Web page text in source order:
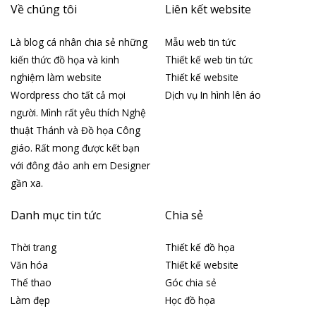
Về chúng tôi
Là blog cá nhân chia sẻ những
kiến thức đồ họa và kinh
nghiệm làm website
Wordpress cho tất cả mọi
người. Mình rất yêu thích Nghệ
thuật Thánh và Đồ họa Công
giáo. Rất mong được kết bạn
với đông đảo anh em Designer
gần xa.
Liên kết website
Mẫu web tin tức
Thiết kế web tin tức
Thiết kế website
Dịch vụ In hình lên áo
Danh mục tin tức
Thời trang
Văn hóa
Thể thao
Làm đẹp
Chia sẻ
Thiết kế đồ họa
Thiết kế website
Góc chia sẻ
Học đồ họa